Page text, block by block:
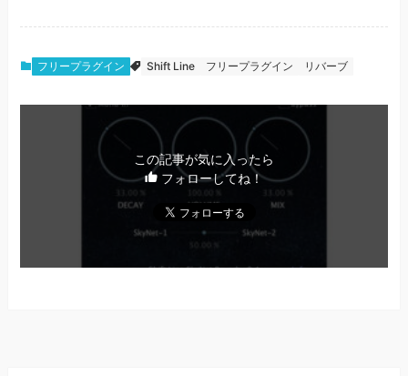
フリープラグイン Shift Line フリープラグイン リバーブ
この記事が気に入ったら
フォローしてね！